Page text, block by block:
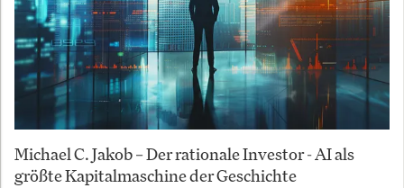
Michael C. Jakob – Der rationale Investor - AI als
größte Kapitalmaschine der Geschichte